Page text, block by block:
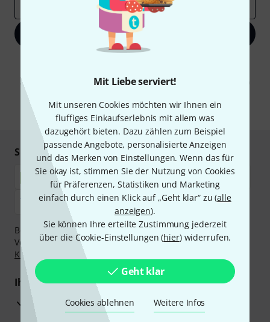
Mit Liebe serviert!
Mit unseren Cookies möchten wir Ihnen ein
fluffiges Einkaufserlebnis mit allem was
dazugehört bieten. Dazu zählen zum Beispiel
passende Angebote, personalisierte Anzeigen
und das Merken von Einstellungen. Wenn das für
Sie okay ist, stimmen Sie der Nutzung von Cookies
für Präferenzen, Statistiken und Marketing
einfach durch einen Klick auf „Geht klar“ zu (alle
anzeigen).
Sie können Ihre erteilte Zustimmung jederzeit
über die Cookie-Einstellungen (hier) widerrufen.
Geht klar
Cookies ablehnen Weitere Infos
Jetzt anmelden
Abmeldung ist jederzeit möglich. Weitere Informationen finden Sie in
* Pflichtfeld
Sicher einkaufen & bezahlen
Bezahlen Sie vertraulich und sicher per Nachnahme,
Vorkasse, PayPal, Amazon Pay,Klarna Sofort bezahlen
Klarna Ratenzahlung
Ihre Vorteile
3 Jahre Thomann Garantie